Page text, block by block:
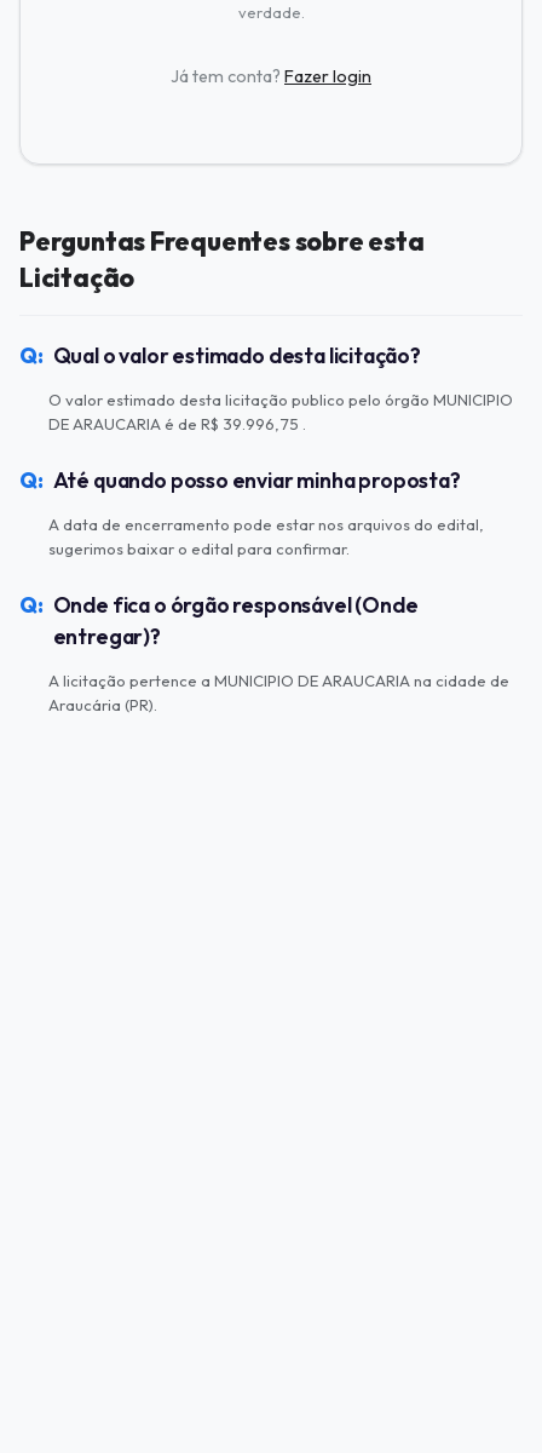
verdade.
Já tem conta? Fazer login
Perguntas Frequentes sobre esta
Licitação
Qual o valor estimado desta licitação?
O valor estimado desta licitação publico pelo órgão MUNICIPIO
DE ARAUCARIA é de R$ 39.996,75 .
Até quando posso enviar minha proposta?
A data de encerramento pode estar nos arquivos do edital,
sugerimos baixar o edital para confirmar.
Onde fica o órgão responsável (Onde
entregar)?
A licitação pertence a MUNICIPIO DE ARAUCARIA na cidade de
Araucária (PR).